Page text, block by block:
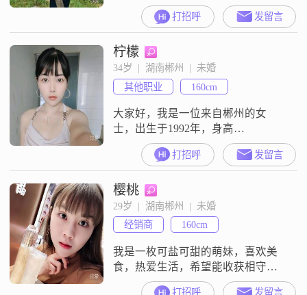
打招呼 发留言
柠檬
34岁  |  湖南郴州  |  未婚
其他职业
160cm
大家好，我是一位来自郴州的女
士，出生于1992年，身高
160cm##3002##我性格开朗，总是爱
笑，热爱生活的每一个瞬间
##3002##我对待人真诚可靠，希望
能在生活中找到那份简单而真实的
幸福##3002##在收入方面，我的月
收入在3001到5000元之间，虽然不
算特别高，但我觉得足够满足基本
的生活需求，并且能让我有
打招呼 发留言
樱桃
29岁  |  湖南郴州  |  未婚
经销商
160cm
我是一枚可盐可甜的萌妹，喜欢美
食，热爱生活，希望能收获相守一
生的爱情，以结婚为目的的恋爱
打招呼 发留言